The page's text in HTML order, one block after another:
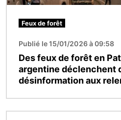
Feux de forêt
Publié le 15/01/2026 à 09:58
Des feux de forêt en
argentine déclenchent
désinformation aux